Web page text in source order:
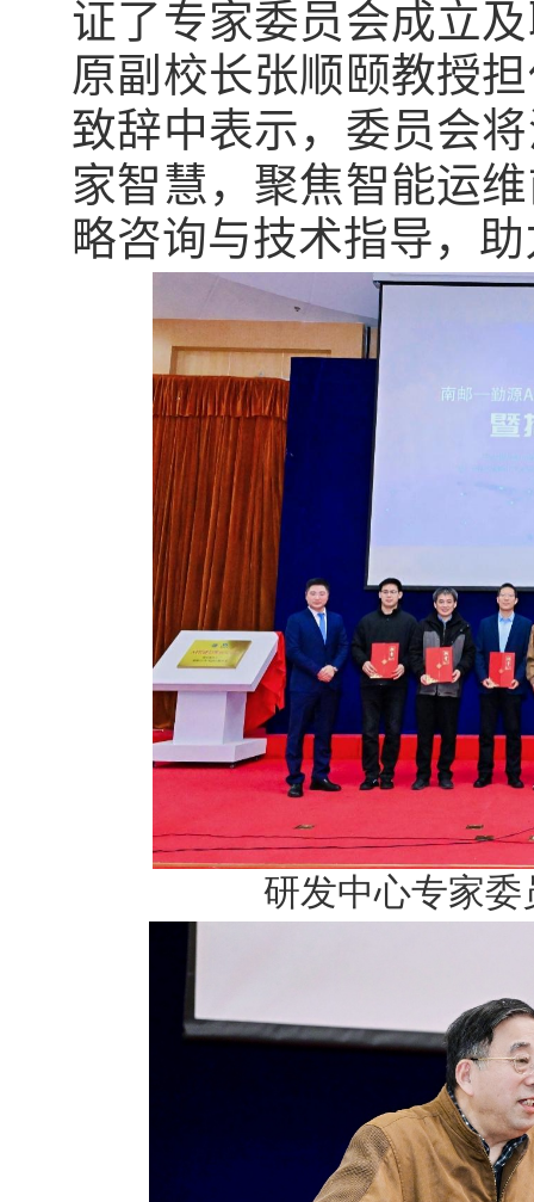
证了专家委员会成立
原副校长张顺颐教授
致辞中表示，委员会
家智慧，聚焦智能运
略咨询与技术指导，
研发中心专家